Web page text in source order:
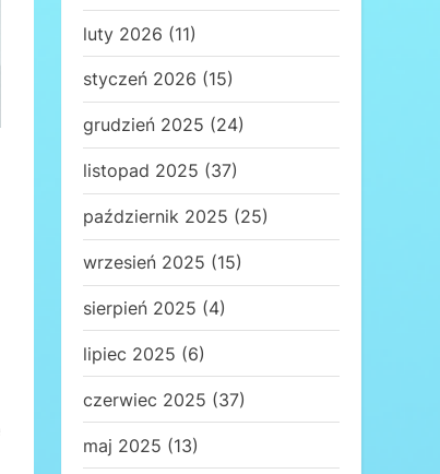
luty 2026 (11)
styczeń 2026 (15)
grudzień 2025 (24)
listopad 2025 (37)
październik 2025 (25)
wrzesień 2025 (15)
sierpień 2025 (4)
lipiec 2025 (6)
czerwiec 2025 (37)
maj 2025 (13)